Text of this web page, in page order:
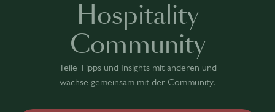
Hospitality
Community
Teile Tipps und Insights mit anderen und
wachse gemeinsam mit der Community.